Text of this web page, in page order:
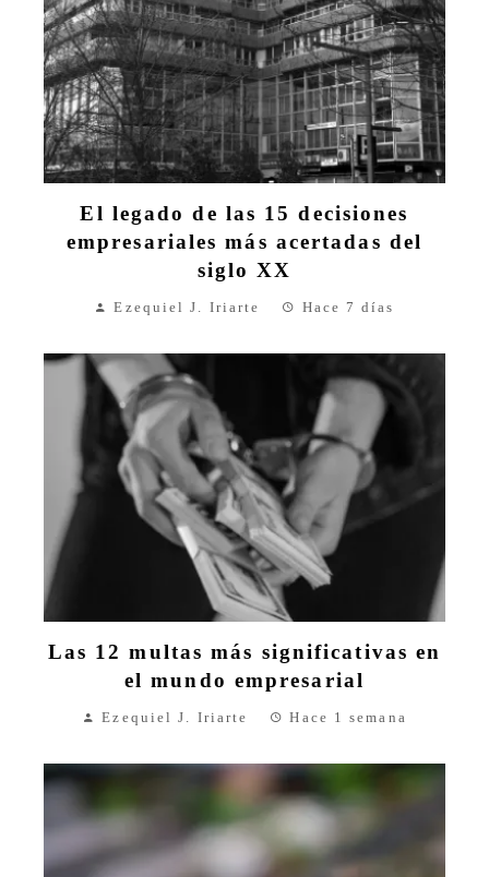
El legado de las 15 decisiones
empresariales más acertadas del
siglo XX
Ezequiel J. Iriarte Hace 7 días
Las 12 multas más significativas en
el mundo empresarial
Ezequiel J. Iriarte Hace 1 semana